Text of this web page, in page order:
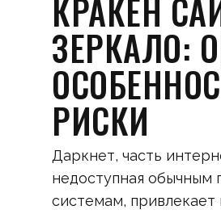
КРАКЕН
ЗЕРКАЛО:
РИСКИ
Даркнет, часть
недоступная обычным
системам, привлекает